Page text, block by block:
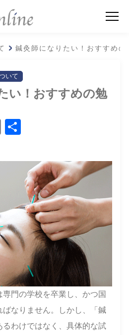
鍼灸師になりたい！おすすめの
いて
い！おすすめの勉
Email
門の学校を卒業し、かつ国
ばなりません。しかし、「鍼
わけではなく、具体的な試